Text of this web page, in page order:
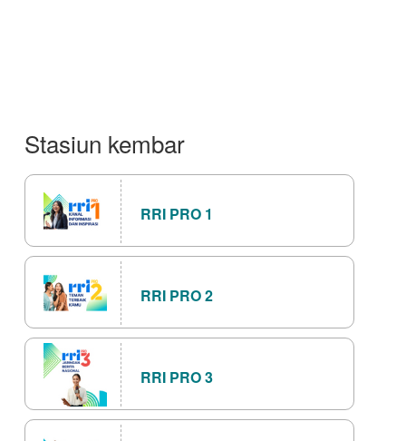
Stasiun kembar
RRI PRO 1
RRI PRO 2
RRI PRO 3